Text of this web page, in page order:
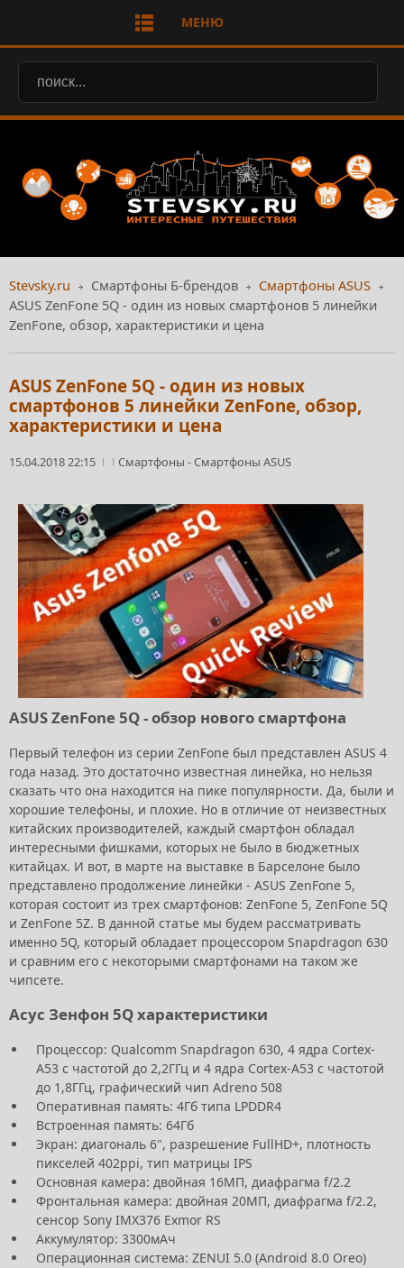
МЕНЮ
Stevsky.ru Смартфоны Б-брендов
Смартфоны ASUS
ASUS ZenFone 5Q - один из новых смартфонов 5 линейки
ZenFone, обзор, характеристики и цена
ASUS ZenFone 5Q - один из новых
смартфонов 5 линейки ZenFone, обзор,
характеристики и цена
15.04.2018 22:15 Смартфоны -Смартфоны ASUS
ASUS ZenFone 5Q - обзор нового смартфона
Первый телефон из серии ZenFone был представлен ASUS 4
года назад. Это достаточно известная линейка, но нельзя
сказать что она находится на пике популярности. Да, были и
хорошие телефоны, и плохие. Но в отличие от неизвестных
китайских производителей, каждый смартфон обладал
интересными фишками, которых не было в бюджетных
китайцах. И вот, в марте на выставке в Барселоне было
представлено продолжение линейки - ASUS ZenFone 5,
которая состоит из трех смартфонов: ZenFone 5, ZenFone 5Q
и ZenFone 5Z. В данной статье мы будем рассматривать
именно 5Q, который обладает процессором Snapdragon 630
и сравним его с некоторыми смартфонами на таком же
чипсете.
Асус Зенфон 5Q характеристики
Процессор: Qualcomm Snapdragon 630, 4 ядра Cortex-
A53 с частотой до 2,2ГГц и 4 ядра Cortex-A53 с частотой
до 1,8ГГц, графический чип Adreno 508
Оперативная память: 4Гб типа LPDDR4
Встроенная память: 64Гб
Экран: диагональ 6", разрешение FullHD+, плотность
пикселей 402ppi, тип матрицы IPS
Основная камера: двойная 16МП, диафрагма f/2.2
Фронтальная камера: двойная 20МП, диафрагма f/2.2,
сенсор Sony IMX376 Exmor RS
Аккумулятор: 3300мАч
Операционная система: ZENUI 5.0 (Android 8.0 Oreo)